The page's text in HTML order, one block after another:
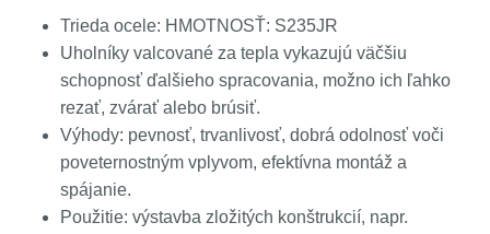
Trieda ocele: HMOTNOSŤ: S235JR
Uholníky valcované za tepla vykazujú väčšiu
schopnosť ďalšieho spracovania, možno ich ľahko
rezať, zvárať alebo brúsiť.
Výhody: pevnosť, trvanlivosť, dobrá odolnosť voči
poveternostným vplyvom, efektívna montáž a
spájanie.
Použitie: výstavba zložitých konštrukcií, napr.